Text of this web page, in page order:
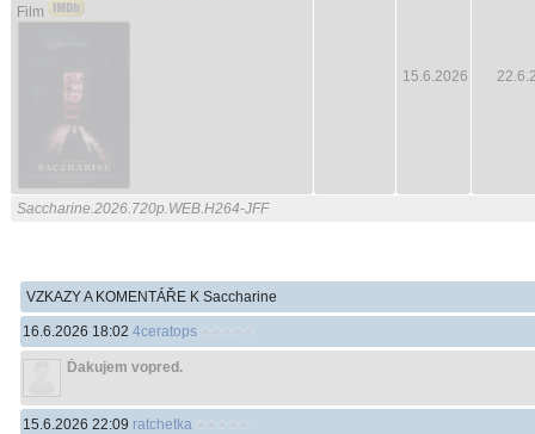
Film
15.6.2026
Saccharine.2026.720p.WEB.H264-JFF
VZKAZY A KOMENTÁŘE K Saccharine
16.6.2026 18:02 4ceratops
Ďakujem vopred.
15.6.2026 22:09 ratchetka